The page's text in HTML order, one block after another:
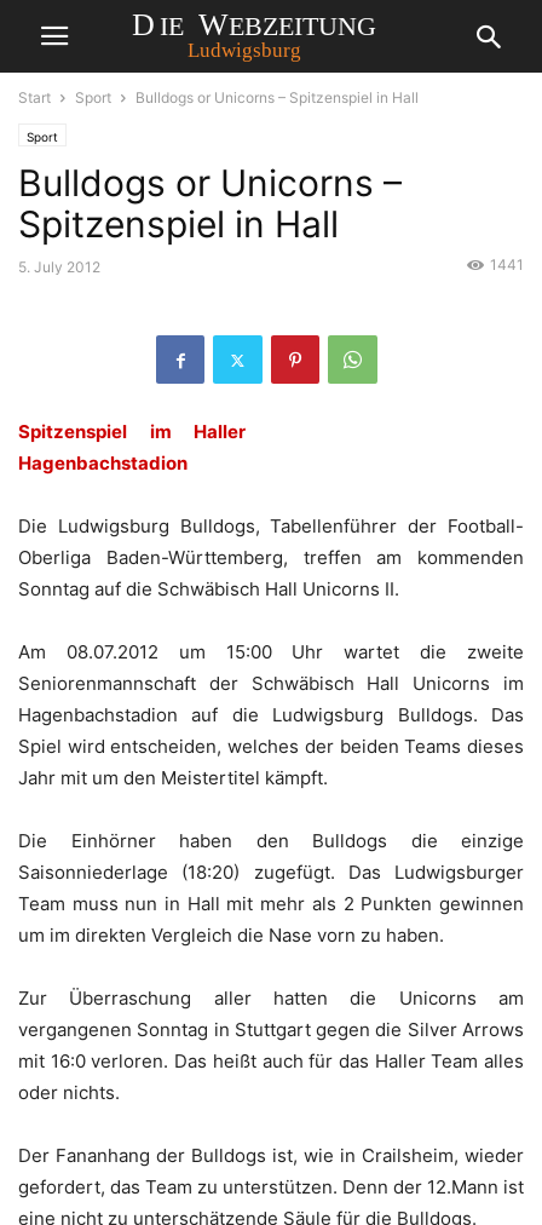
Start Sport Bulldogs or Unicorns – Spitzenspiel in Hall
Sport
Bulldogs or Unicorns –
Spitzenspiel in Hall
5. July 2012 1441
Spitzenspiel im Haller
Hagenbachstadion
Die Ludwigsburg Bulldogs, Tabellenführer der Football-
Oberliga Baden-Württemberg, treffen am kommenden
Sonntag auf die Schwäbisch Hall Unicorns II.
Am 08.07.2012 um 15:00 Uhr wartet die zweite
Seniorenmannschaft der Schwäbisch Hall Unicorns im
Hagenbachstadion auf die Ludwigsburg Bulldogs. Das
Spiel wird entscheiden, welches der beiden Teams dieses
Jahr mit um den Meistertitel kämpft.
Die Einhörner haben den Bulldogs die einzige
Saisonniederlage (18:20) zugefügt. Das Ludwigsburger
Team muss nun in Hall mit mehr als 2 Punkten gewinnen
um im direkten Vergleich die Nase vorn zu haben.
Zur Überraschung aller hatten die Unicorns am
vergangenen Sonntag in Stuttgart gegen die Silver Arrows
mit 16:0 verloren. Das heißt auch für das Haller Team alles
oder nichts.
Der Fananhang der Bulldogs ist, wie in Crailsheim, wieder
gefordert, das Team zu unterstützen. Denn der 12.Mann ist
eine nicht zu unterschätzende Säule für die Bulldogs.